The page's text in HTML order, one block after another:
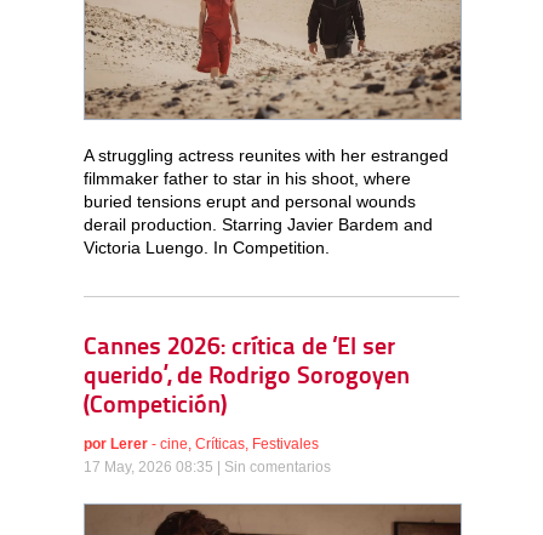
A struggling actress reunites with her estranged
filmmaker father to star in his shoot, where
buried tensions erupt and personal wounds
derail production. Starring Javier Bardem and
Victoria Luengo. In Competition.
Cannes 2026: crítica de ‘El ser
querido’, de Rodrigo Sorogoyen
(Competición)
por Lerer - cine, Críticas, Festivales
17 May, 2026 08:35 | Sin comentarios